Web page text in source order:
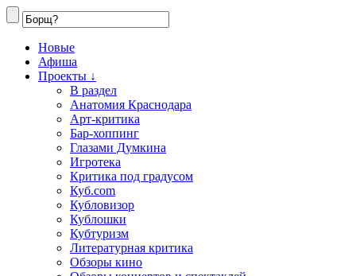
Новые
Афиша
Проекты ↓
В раздел
Анатомия Краснодара
Арт-критика
Бар-хоппинг
Глазами Думкина
Игротека
Критика под градусом
Куб.com
Кубловизор
Кублошки
Кубтуризм
Литературная критика
Обзоры кино